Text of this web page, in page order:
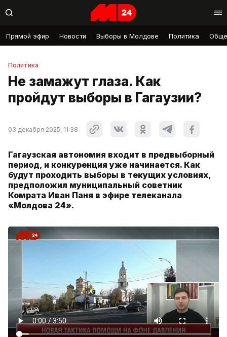
Прямой эфир Новости Выборы в Молдове Политика
Политика
Не замажут глаза. Как
пройдут выборы в Гагаузии?
03 декабря 2025, 11:38
Гагаузская автономия входит в предвыборный
период, и конкуренция уже начинается. Как
будут проходить выборы в текущих условиях,
предположил муниципальный советник
Комрата Иван Паня в эфире телеканала
«Молдова 24».